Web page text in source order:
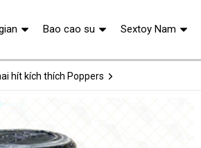
hít kích thích Poppers
Bao cao su Sextoy Nam